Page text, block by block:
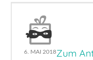
6. MAI 2018Zum